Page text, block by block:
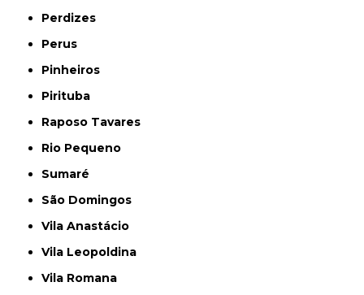
Perdizes
Perus
Pinheiros
Pirituba
Raposo Tavares
Rio Pequeno
Sumaré
São Domingos
Vila Anastácio
Vila Leopoldina
Vila Romana